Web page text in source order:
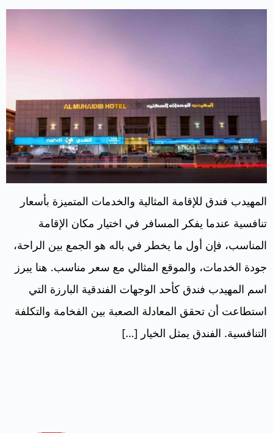
المهيدب فندق للإقامة المثالية والخدمات المتميزة بأسعار
تنافسية عندما يفكر المسافر في اختيار مكان الإقامة
المناسب، فإن أول ما يخطر في باله هو الجمع بين الراحة،
جودة الخدمات، والموقع المثالي مع سعر مناسب. هنا يبرز
اسم المهيدب فندق كأحد الوجهات الفندقية البارزة التي
استطاعت أن تحقق المعادلة الصعبة بين الفخامة والتكلفة
التنافسية. الفندق يمثل الخيار […]